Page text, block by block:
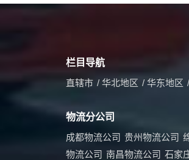
栏目导航
直辖市 / 华北地区 / 华东地区 /
物流分公司
成都物流公司 贵州物流公司
物流公司 南昌物流公司 石家